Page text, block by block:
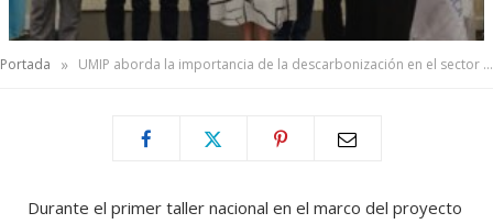
Portada » UMIP aborda la importancia de la descarbonización en el sector marítimo Latinoamericano
Durante el primer taller nacional en el marco del proyecto